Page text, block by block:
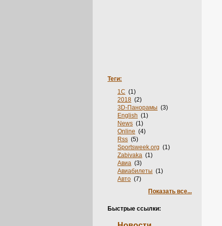
Теги:
1С (1)
2018 (2)
3D-Панорамы (3)
English (1)
News (1)
Online (4)
Rss (5)
Sportsweek.org (1)
Zabivaka (1)
Авиа (3)
Авиабилеты (1)
Авто (7)
Автосервис(3)
Аксессуары(3)
Показать все...
Быстрые ссылки: